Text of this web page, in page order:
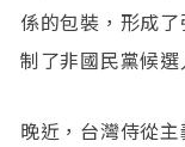
係的包裝，形成
制了非國民黨候選
晚近，台灣侍從